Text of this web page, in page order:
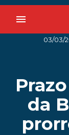
menu
03/03/
da